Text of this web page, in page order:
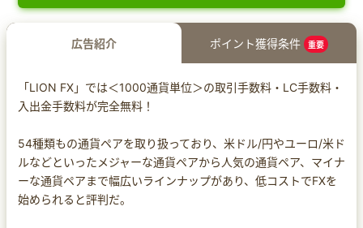
広告紹介 ポイント獲得条件 重要
「LION FX」では＜1000通貨単位＞の取引手数料・LC手数料・
入出金手数料が完全無料！
54種類もの通貨ペアを取り扱っており、米ドル/円やユーロ/米ド
ルなどといったメジャーな通貨ペアから人気の通貨ペア、マイナ
ーな通貨ペアまで幅広いラインナップがあり、低コストでFXを
始められると評判だ。